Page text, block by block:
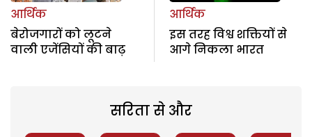
आर्थिक
बेरोजगारों को लूटने
वाली एजेंसियों की बाढ़
आर्थिक
इस तरह विश्व शक्तियों से
आगे निकला भारत
सरिता से और